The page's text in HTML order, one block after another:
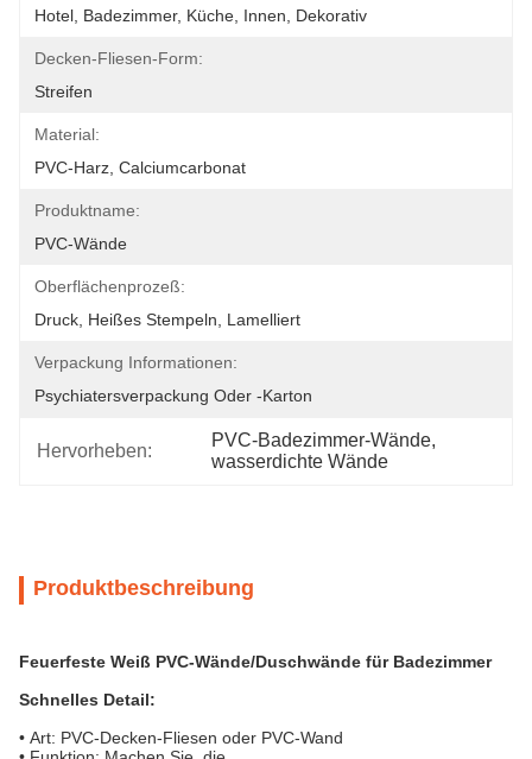
Hotel, Badezimmer, Küche, Innen, Dekorativ
Decken-Fliesen-Form:
Streifen
Material:
PVC-Harz, Calciumcarbonat
Produktname:
PVC-Wände
Oberflächenprozeß:
Druck, Heißes Stempeln, Lamelliert
Verpackung Informationen:
Psychiatersverpackung Oder -karton
Hervorheben:
PVC-Badezimmer-Wände,
wasserdichte Wände
Produktbeschreibung
Feuerfeste Weiß PVC-Wände/Duschwände für Badezimmer
Schnelles Detail:
• Art: PVC-Decken-Fliesen oder PVC-Wand